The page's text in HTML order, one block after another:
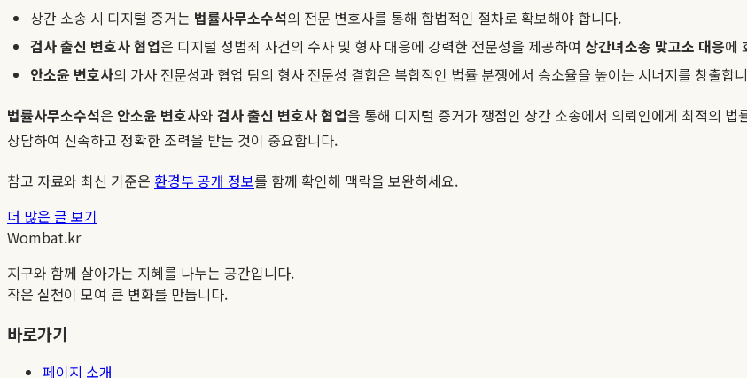
상간 소송 시 디지털 증거는 법률사무소수석의 전문 변호사를 통해 합법적인 절차로 확보해야 합니다.
검사 출신 변호사 협업은 디지털 성범죄 사건의 수사 및 형사 대응에 강력한 전문성을 제공하여 상간녀소송 맞고소 대응에
안소윤 변호사의 가사 전문성과 협업 팀의 형사 전문성 결합은 복합적인 법률 분쟁에서 승소율을 높이는 시너지를 창출합
법률사무소수석은 안소윤 변호사와 검사 출신 변호사 협업을 통해 디지털 증거가 쟁점인 상간 소송에서 의뢰인에게 최적의
상담하여 신속하고 정확한 조력을 받는 것이 중요합니다.
참고 자료와 최신 기준은 환경부 공개 정보를 함께 확인해 맥락을 보완하세요.
더 많은 글 보기
Wombat.kr
지구와 함께 살아가는 지혜를 나누는 공간입니다.
작은 실천이 모여 큰 변화를 만듭니다.
바로가기
페이지 소개